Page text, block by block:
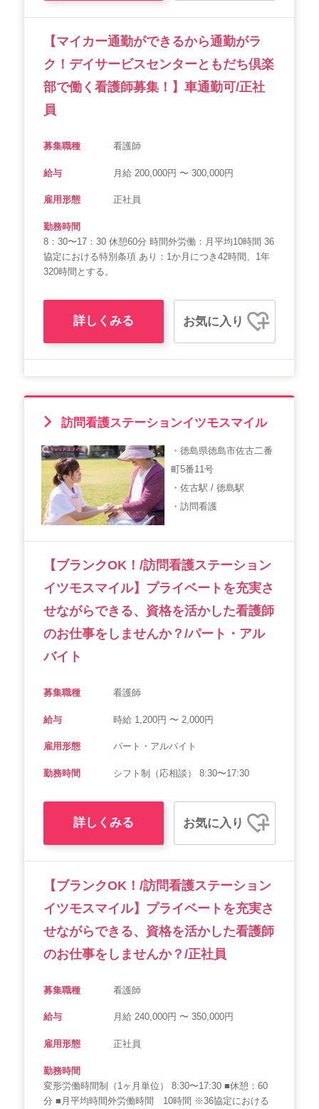
【マイカー通勤ができるから通勤がラ
ク！デイサービスセンターともだち倶楽
部で働く看護師募集！】車通勤可/正社
員
募集職種 看護師
給与 月給 200,000円 〜 300,000円
雇用形態 正社員
勤務時間
8：30〜17：30 休憩60分 時間外労働：月平均10時間 36
協定における特別条項 あり：1か月につき42時間、1年
320時間とする。
詳しくみる お気に入り
訪問看護ステーションイツモスマイル
・徳島県徳島市佐古二番
町5番11号
・佐古駅 / 徳島駅
・訪問看護
【ブランクOK！/訪問看護ステーション
イツモスマイル】プライベートを充実さ
せながらできる、資格を活かした看護師
のお仕事をしませんか？/パート・アル
バイト
募集職種 看護師
給与 時給 1,200円 〜 2,000円
雇用形態 パート・アルバイト
勤務時間 シフト制（応相談） 8:30〜17:30
詳しくみる お気に入り
【ブランクOK！/訪問看護ステーション
イツモスマイル】プライベートを充実さ
せながらできる、資格を活かした看護師
のお仕事をしませんか？/正社員
募集職種 看護師
給与 月給 240,000円 〜 350,000円
雇用形態 正社員
勤務時間
変形労働時間制（1ヶ月単位） 8:30〜17:30 ■休憩：60
分 ■月平均時間外労働時間 10時間 ※36協定における